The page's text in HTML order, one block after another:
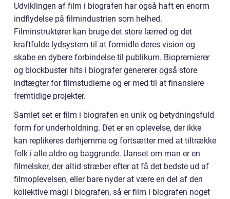
Udviklingen af film i biografen har også haft en enorm
indflydelse på filmindustrien som helhed.
Filminstruktører kan bruge det store lærred og det
kraftfulde lydsystem til at formidle deres vision og
skabe en dybere forbindelse til publikum. Biopremierer
og blockbuster hits i biografer genererer også store
indtægter for filmstudierne og er med til at finansiere
fremtidige projekter.
Samlet set er film i biografen en unik og betydningsfuld
form for underholdning. Det er en oplevelse, der ikke
kan replikeres derhjemme og fortsætter med at tiltrække
folk i alle aldre og baggrunde. Uanset om man er en
filmelsker, der altid stræber efter at få det bedste ud af
filmoplevelsen, eller bare nyder at være en del af den
kollektive magi i biografen, så er film i biografen noget